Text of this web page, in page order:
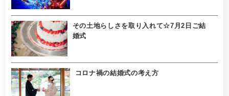
その土地らしさを取り入れて☆7月2日ご結
婚式
コロナ禍の結婚式の考え方